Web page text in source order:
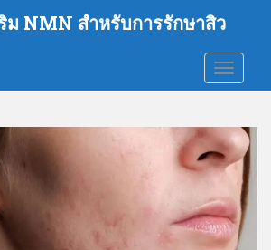
ม NMN สำหรับการรักษาสิว
ไม่ต้อง